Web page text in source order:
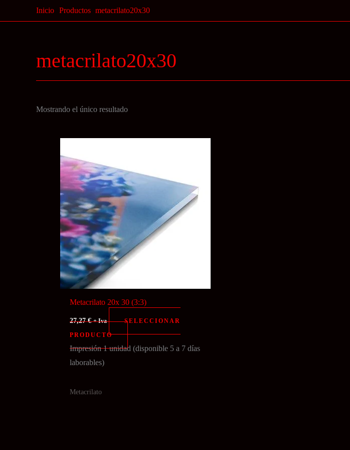
al
Inicio Productos metacrilato20x30
metacrilato20x30
Mostrando el único resultado
Metacrilato 20x 30 (3:3)
27,27€ + Iva
SELECCIONAR
PRODUCTO
Impresión 1 unidad (disponible 5 a 7 días
laborables)
Metacrilato